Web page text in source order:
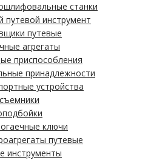
станки
путевой инструмент
путевые
агрегаты
приспособления
принадлежности
устройства
ключи
путевые
инструменты